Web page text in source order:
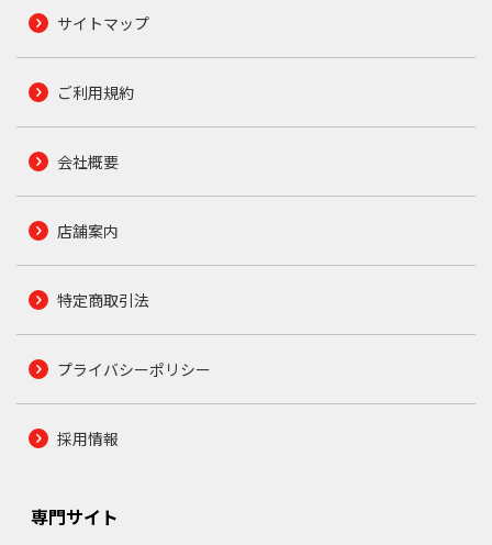
サイトマップ
ご利用規約
会社概要
店舗案内
特定商取引法
プライバシーポリシー
採用情報
専門サイト